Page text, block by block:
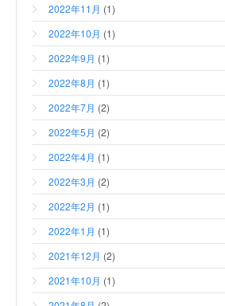
2022年11月 (1)
2022年10月 (1)
2022年9月 (1)
2022年8月 (1)
2022年7月 (2)
2022年5月 (2)
2022年4月 (1)
2022年3月 (2)
2022年2月 (1)
2022年1月 (1)
2021年12月 (2)
2021年10月 (1)